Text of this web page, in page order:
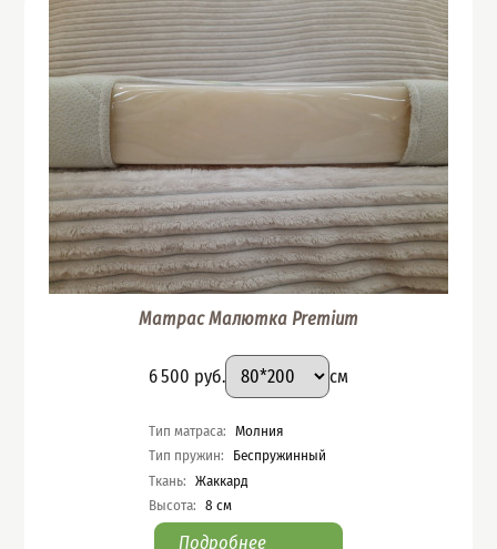
Матрас Малютка Premium
Цена
6 500 руб.
Подобрать вариант
Размер:
см
Характеристики
Тип матраса:
Молния
Тип пружин:
Беспружинный
Ткань:
Жаккард
Высота: 8 см
Подробнее